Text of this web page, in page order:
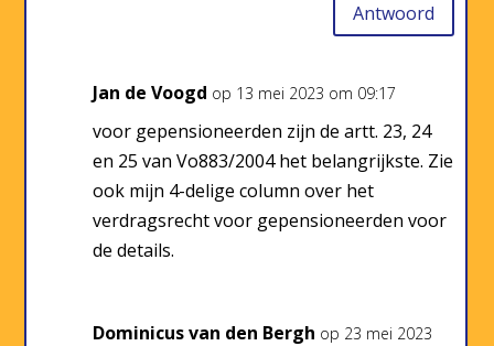
Antwoord
Jan de Voogd op 13 mei 2023 om 09:17
voor gepensioneerden zijn de artt. 23, 24
en 25 van Vo883/2004 het belangrijkste. Zie
ook mijn 4-delige column over het
verdragsrecht voor gepensioneerden voor
de details.
Dominicus van den Bergh op 23 mei 2023